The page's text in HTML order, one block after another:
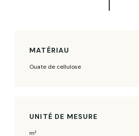
MATÉRIAU
Ouate de cellulose
UNITÉ DE MESURE
m²